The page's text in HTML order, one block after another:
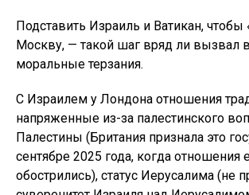
Подставить Израиль и Ватикан, чтобы
Москву, — такой шаг вряд ли вызвал
моральные терзания.
С Израилем у Лондона отношения
напряженные из-за палестинского
Палестины (Британия признала это
сентябре 2025 года, когда
обострились), статус Иерусалима (не